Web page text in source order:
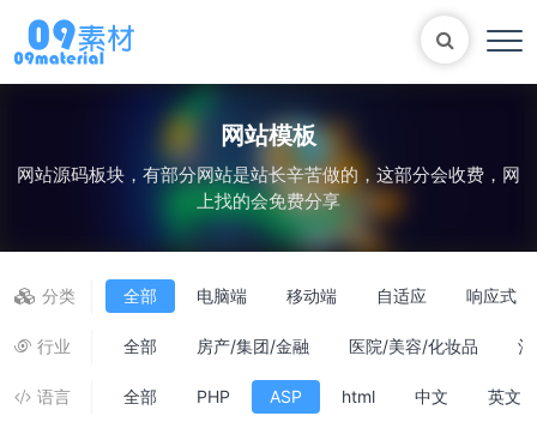
Bootstrap 表单 尼尔机械纪元 轮播
知识库
网站模板
网站源码板块，有部分网站是站长辛苦做的，这部分会收费，网
上找的会免费分享
分类 全部 电脑端 移动端 自适应 响应式
行业 全部 房产/集团/金融 医院/美容/化妆品
语言 全部 PHP ASP html 中文 英文